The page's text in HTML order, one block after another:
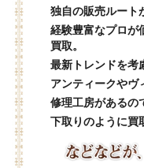
独自の販売ルート
経験豊富なプロが
買取。
最新トレンドを考
アンティークやヴ
修理工房があるの
下取りのように買